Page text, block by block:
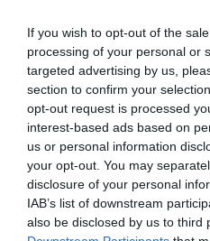
If you wish to opt-out of the
processing of your personal or
targeted advertising by us,
section to confirm your
opt-out request is processed
interest-based ads based on
us or personal information
your opt-out. You may
disclosure of your personal
IAB’s list of downstream
also be disclosed by us to third
ΜΟΥΣΙΚΗ / LIVE REVIEWS
Avishai Cohen
Trio: Τρεις
κορυφαίοι
μουσικοί της jazz
στο Gazarte